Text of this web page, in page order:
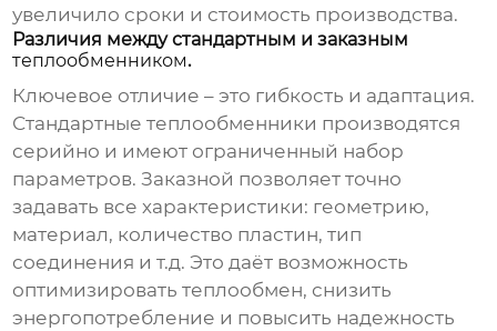
увеличило сроки и стоимость производства.
Различия между стандартным и заказным
теплообменником.
Ключевое отличие – это гибкость и адаптация.
Стандартныетеплообменники производятся
серийно и имеют ограниченный набор
параметров. Заказной позволяет точно
задавать все характеристики: геометрию,
материал, количество пластин, тип
соединения и т.д. Это даёт возможность
оптимизировать теплообмен, снизить
энергопотребление и повысить надежность